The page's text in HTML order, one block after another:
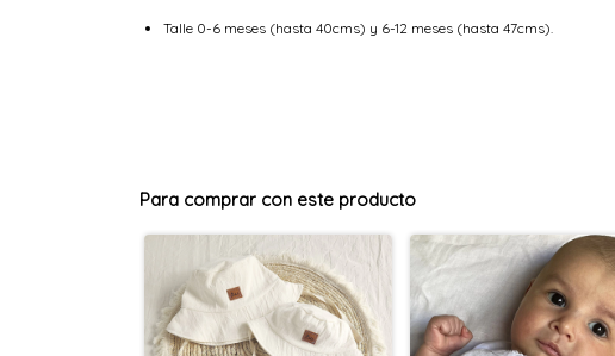
Talle 0-6 meses (hasta 40cms) y 6-12 meses (hasta 47cms).
Para comprar con este producto